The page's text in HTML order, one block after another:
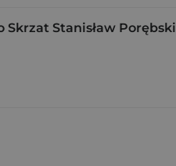
Stanisław Porębski